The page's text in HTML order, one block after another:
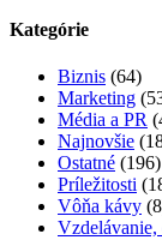
Kategórie
Biznis (64)
Marketing
Média a PR
Najnovšie
Ostatné (196)
Príležitosti
Vôňa kávy